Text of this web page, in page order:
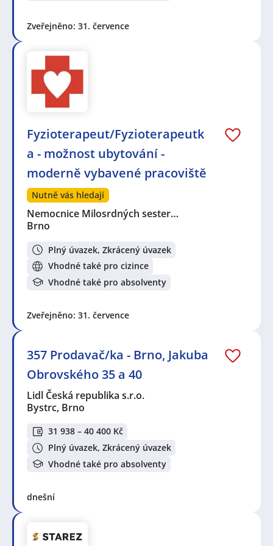
Zveřejněno: 31. července
Fyzioterapeut/Fyzioterapeutk
a - možnost ubytování -
moderně vybavené pracoviště
Nutně vás hledají
Nemocnice Milosrdných sester…
Brno
Plný úvazek, Zkrácený úvazek
Vhodné také pro cizince
Vhodné také pro absolventy
Zveřejněno: 31. července
357 Prodavač/ka - Brno, Jakuba
Obrovského 35 a 40
Lidl Česká republika s.r.o.
Bystrc, Brno
31 938 – 40 400 Kč
Plný úvazek, Zkrácený úvazek
Vhodné také pro absolventy
dnešní